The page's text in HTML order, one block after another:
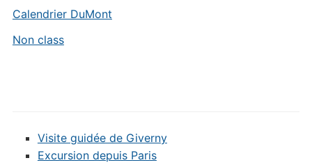
Calendrier DuMont
Non class
Visite guidée de Giverny
Excursion depuis Paris